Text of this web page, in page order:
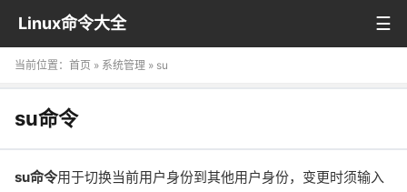
Linux命令大全
当前位置： 首页 » 系统管理 » su
su命令
su命令用于切换当前用户身份到其他用户身份，变更时须输入